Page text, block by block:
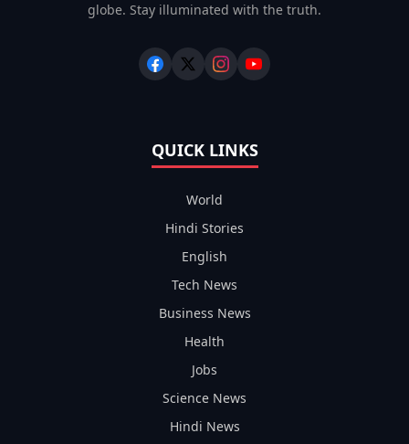
globe. Stay illuminated with the truth.
QUICK LINKS
World
Hindi Stories
English
Tech News
Business News
Health
Jobs
Science News
Hindi News